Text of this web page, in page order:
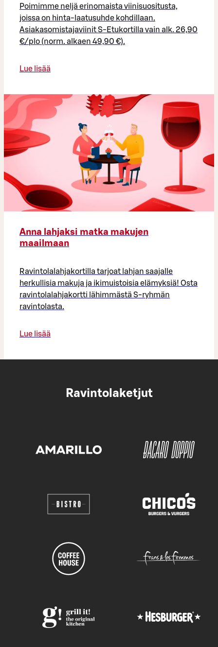
Poimimme neljä erinomaista viinisuositusta,
joissa on hinta-laatusuhde kohdillaan.
Asiakasomistajaviinit S-Etukortilla vain alk. 26,90
€/plo (norm. alkaen 49,90 €).
Lue lisää
Anna lahjaksi matka makujen
maailmaan
Ravintolalahjakortilla tarjoat lahjan saajalle
herkullisia makuja ja ikimuistoisia elämyksiä! Osta
ravintolalahjakortti lähimmästä S-ryhmän
ravintolasta.
Lue lisää
Ravintolaketjut